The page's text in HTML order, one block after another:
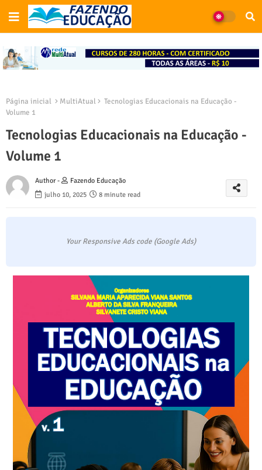
Página inicial MultiAtual
Tecnologias Educacionais na Educação -
Volume 1
Tecnologias Educacionais na Educação -
Volume 1
Author -
Fazendo Educação
julho 10, 2025
8 minute read
Your Responsive Ads code (Google Ads)